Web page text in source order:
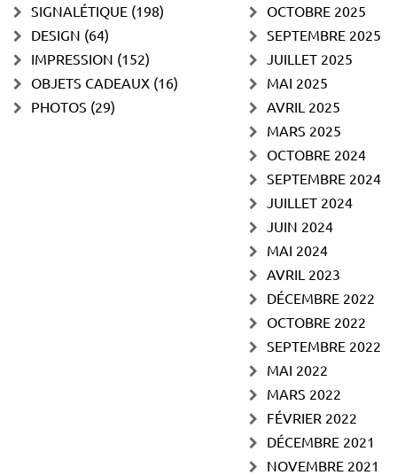
SIGNALÉTIQUE (198)
DESIGN (64)
IMPRESSION (152)
OBJETS CADEAUX (16)
PHOTOS (29)
OCTOBRE 2025
SEPTEMBRE 2025
JUILLET 2025
MAI 2025
AVRIL 2025
MARS 2025
OCTOBRE 2024
SEPTEMBRE 2024
JUILLET 2024
JUIN 2024
MAI 2024
AVRIL 2023
DÉCEMBRE 2022
OCTOBRE 2022
SEPTEMBRE 2022
MAI 2022
MARS 2022
FÉVRIER 2022
DÉCEMBRE 2021
NOVEMBRE 2021